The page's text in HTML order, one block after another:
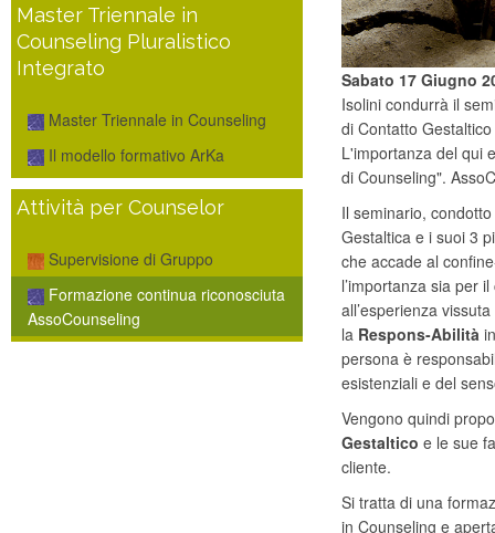
Sabato 17 Giugno
Isolini condurrà il
di Contatto
L'importanza del qui
di Counseling".
Il seminario,
Gestaltica e i suoi 3
che accade al
l’importanza sia per
all’esperienza
la Respons-Abilità
persona è
esistenziali e del
Vengono quindi
Gestaltico e le sue
cliente.
Si tratta di una
in Counseling e
Master Triennale in
Counseling Pluralistico
Integrato
Master Triennale in Counseling
Il modello formativo ArKa
Attività per Counselor
Supervisione di Gruppo
Formazione continua riconosciuta
AssoCounseling